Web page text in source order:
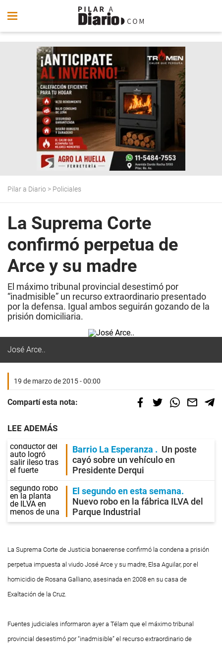
Pilar a Diario > Policiales
La Suprema Corte
confirmó perpetua de
Arce y su madre
El máximo tribunal provincial desestimó por
“inadmisible” un recurso extraordinario presentado
por la defensa. Igual ambos seguirán gozando de la
prisión domiciliaria.
José Arce..
19 de marzo de 2015 - 00:00
Compartí esta nota:
LEE ADEMÁS
Barrio La Esperanza
Un poste
cayó sobre un vehículo en
Presidente Derqui
El segundo en esta semana
Nuevo robo en la fábrica ILVA del
Parque Industrial
La Suprema Corte de Justicia bonaerense confirmó la condena a prisión
perpetua impuesta al viudo José Arce y su madre, Elsa Aguilar, por el
homicidio de Rosana Galliano, asesinada en 2008 en su casa de
Exaltación de la Cruz.
Fuentes judiciales informaron ayer a Télam que el máximo tribunal
provincial desestimó por “inadmisible” el recurso extraordinario de